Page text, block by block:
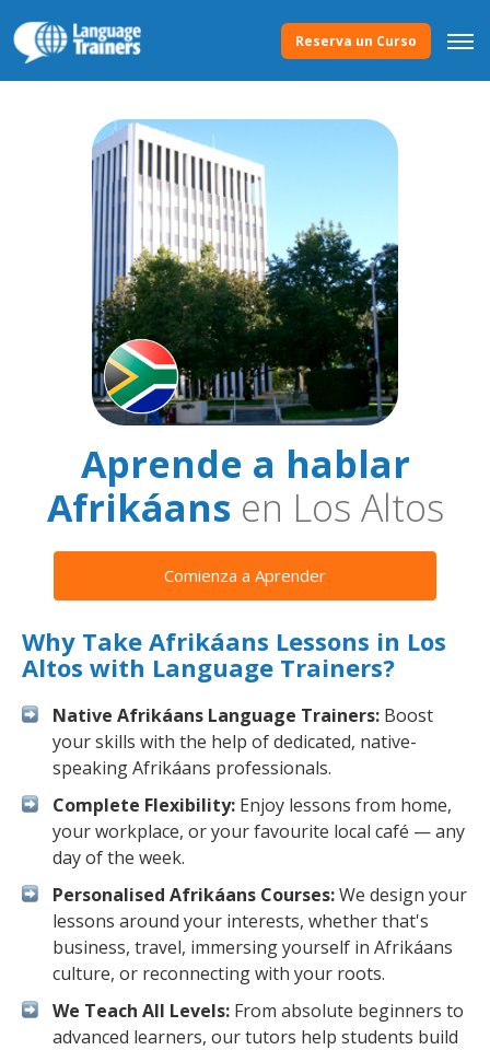
Reserva un Curso
Aprende a hablar
Afrikáansen Los Altos
Comienza a Aprender
Why Take Afrikáans Lessons in Los
Altos with Language Trainers?
Native Afrikáans Language Trainers: Boost
your skills with the help of dedicated, native-
speaking Afrikáans professionals.
Complete Flexibility: Enjoy lessons from home,
your workplace, or your favourite local café — any
day of the week.
Personalised Afrikáans Courses:We design your
lessons around your interests, whether that's
business, travel, immersing yourself in Afrikáans
culture, or reconnecting with your roots.
We Teach All Levels: From absolute beginners to
advanced learners, our tutors help students build